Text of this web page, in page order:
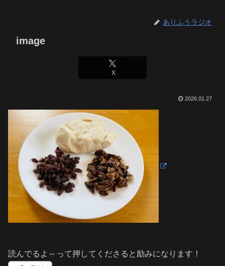
ありふうラジオ
image
X
2026.01.27
読んでるよ～って押してくださると励みになります！